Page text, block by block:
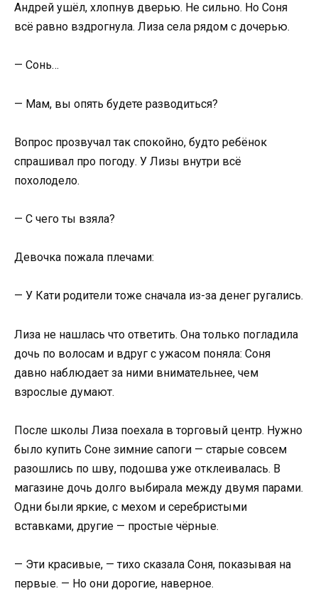
Андрей ушёл, хлопнув дверью. Не сильно. Но Соня
всё равно вздрогнула. Лиза села рядом с дочерью.
— Сонь…
— Мам, вы опять будете разводиться?
Вопрос прозвучал так спокойно, будто ребёнок
спрашивал про погоду. У Лизы внутри всё
похолодело.
— С чего ты взяла?
Девочка пожала плечами:
— У Кати родители тоже сначала из-за денег ругались.
Лиза не нашлась что ответить. Она только погладила
дочь по волосам и вдруг с ужасом поняла: Соня
давно наблюдает за ними внимательнее, чем
взрослые думают.
После школы Лиза поехала в торговый центр. Нужно
было купить Соне зимние сапоги — старые совсем
разошлись по шву, подошва уже отклеивалась. В
магазине дочь долго выбирала между двумя парами.
Одни были яркие, с мехом и серебристыми
вставками, другие — простые чёрные.
— Эти красивые, — тихо сказала Соня, показывая на
первые. — Но они дорогие, наверное.